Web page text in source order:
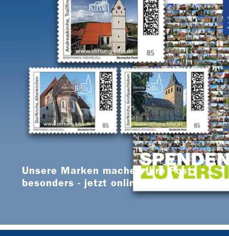
Unsere Marken machen Ihre Post
besonders - jetzt online bestellen